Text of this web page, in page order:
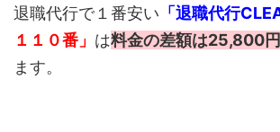
退職代行で１番安い 「退職代行
１１０番」 は料金の差額は25,800円
ます。